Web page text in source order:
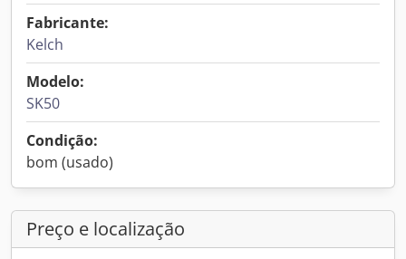
Fabricante:
Kelch
Modelo:
SK50
Condição:
bom (usado)
Preço e localização